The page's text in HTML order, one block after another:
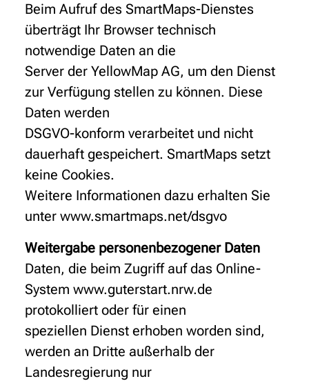
Beim Aufruf des SmartMaps-Dienstes
überträgt Ihr Browser technisch
notwendige Daten an die
Server der YellowMap AG, um den Dienst
zur Verfügung stellen zu können. Diese
Daten werden
DSGVO-konform verarbeitet und nicht
dauerhaft gespeichert. SmartMaps setzt
keine Cookies.
Weitere Informationen dazu erhalten Sie
unter www.smartmaps.net/dsgvo
Weitergabe personenbezogener Daten
Daten, die beim Zugriff auf das Online-
System www.guterstart.nrw.de
protokolliert oder für einen
speziellen Dienst erhoben worden sind,
werden an Dritte außerhalb der
Landesregierung nur